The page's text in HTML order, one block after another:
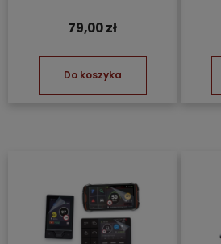
79,00 zł
Do koszyka